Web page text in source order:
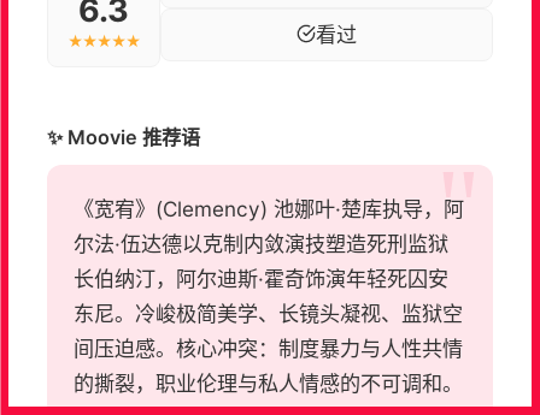
6.3
★★★★★ 看过
✨ Moovie 推荐语
《宽宥》(Clemency) 池娜叶·楚库执导，阿
尔法·伍达德以克制内敛演技塑造死刑监狱
长伯纳汀，阿尔迪斯·霍奇饰演年轻死囚安
东尼。冷峻极简美学、长镜头凝视、监狱空
间压迫感。核心冲突：制度暴力与人性共情
的撕裂，职业伦理与私人情感的不可调和。